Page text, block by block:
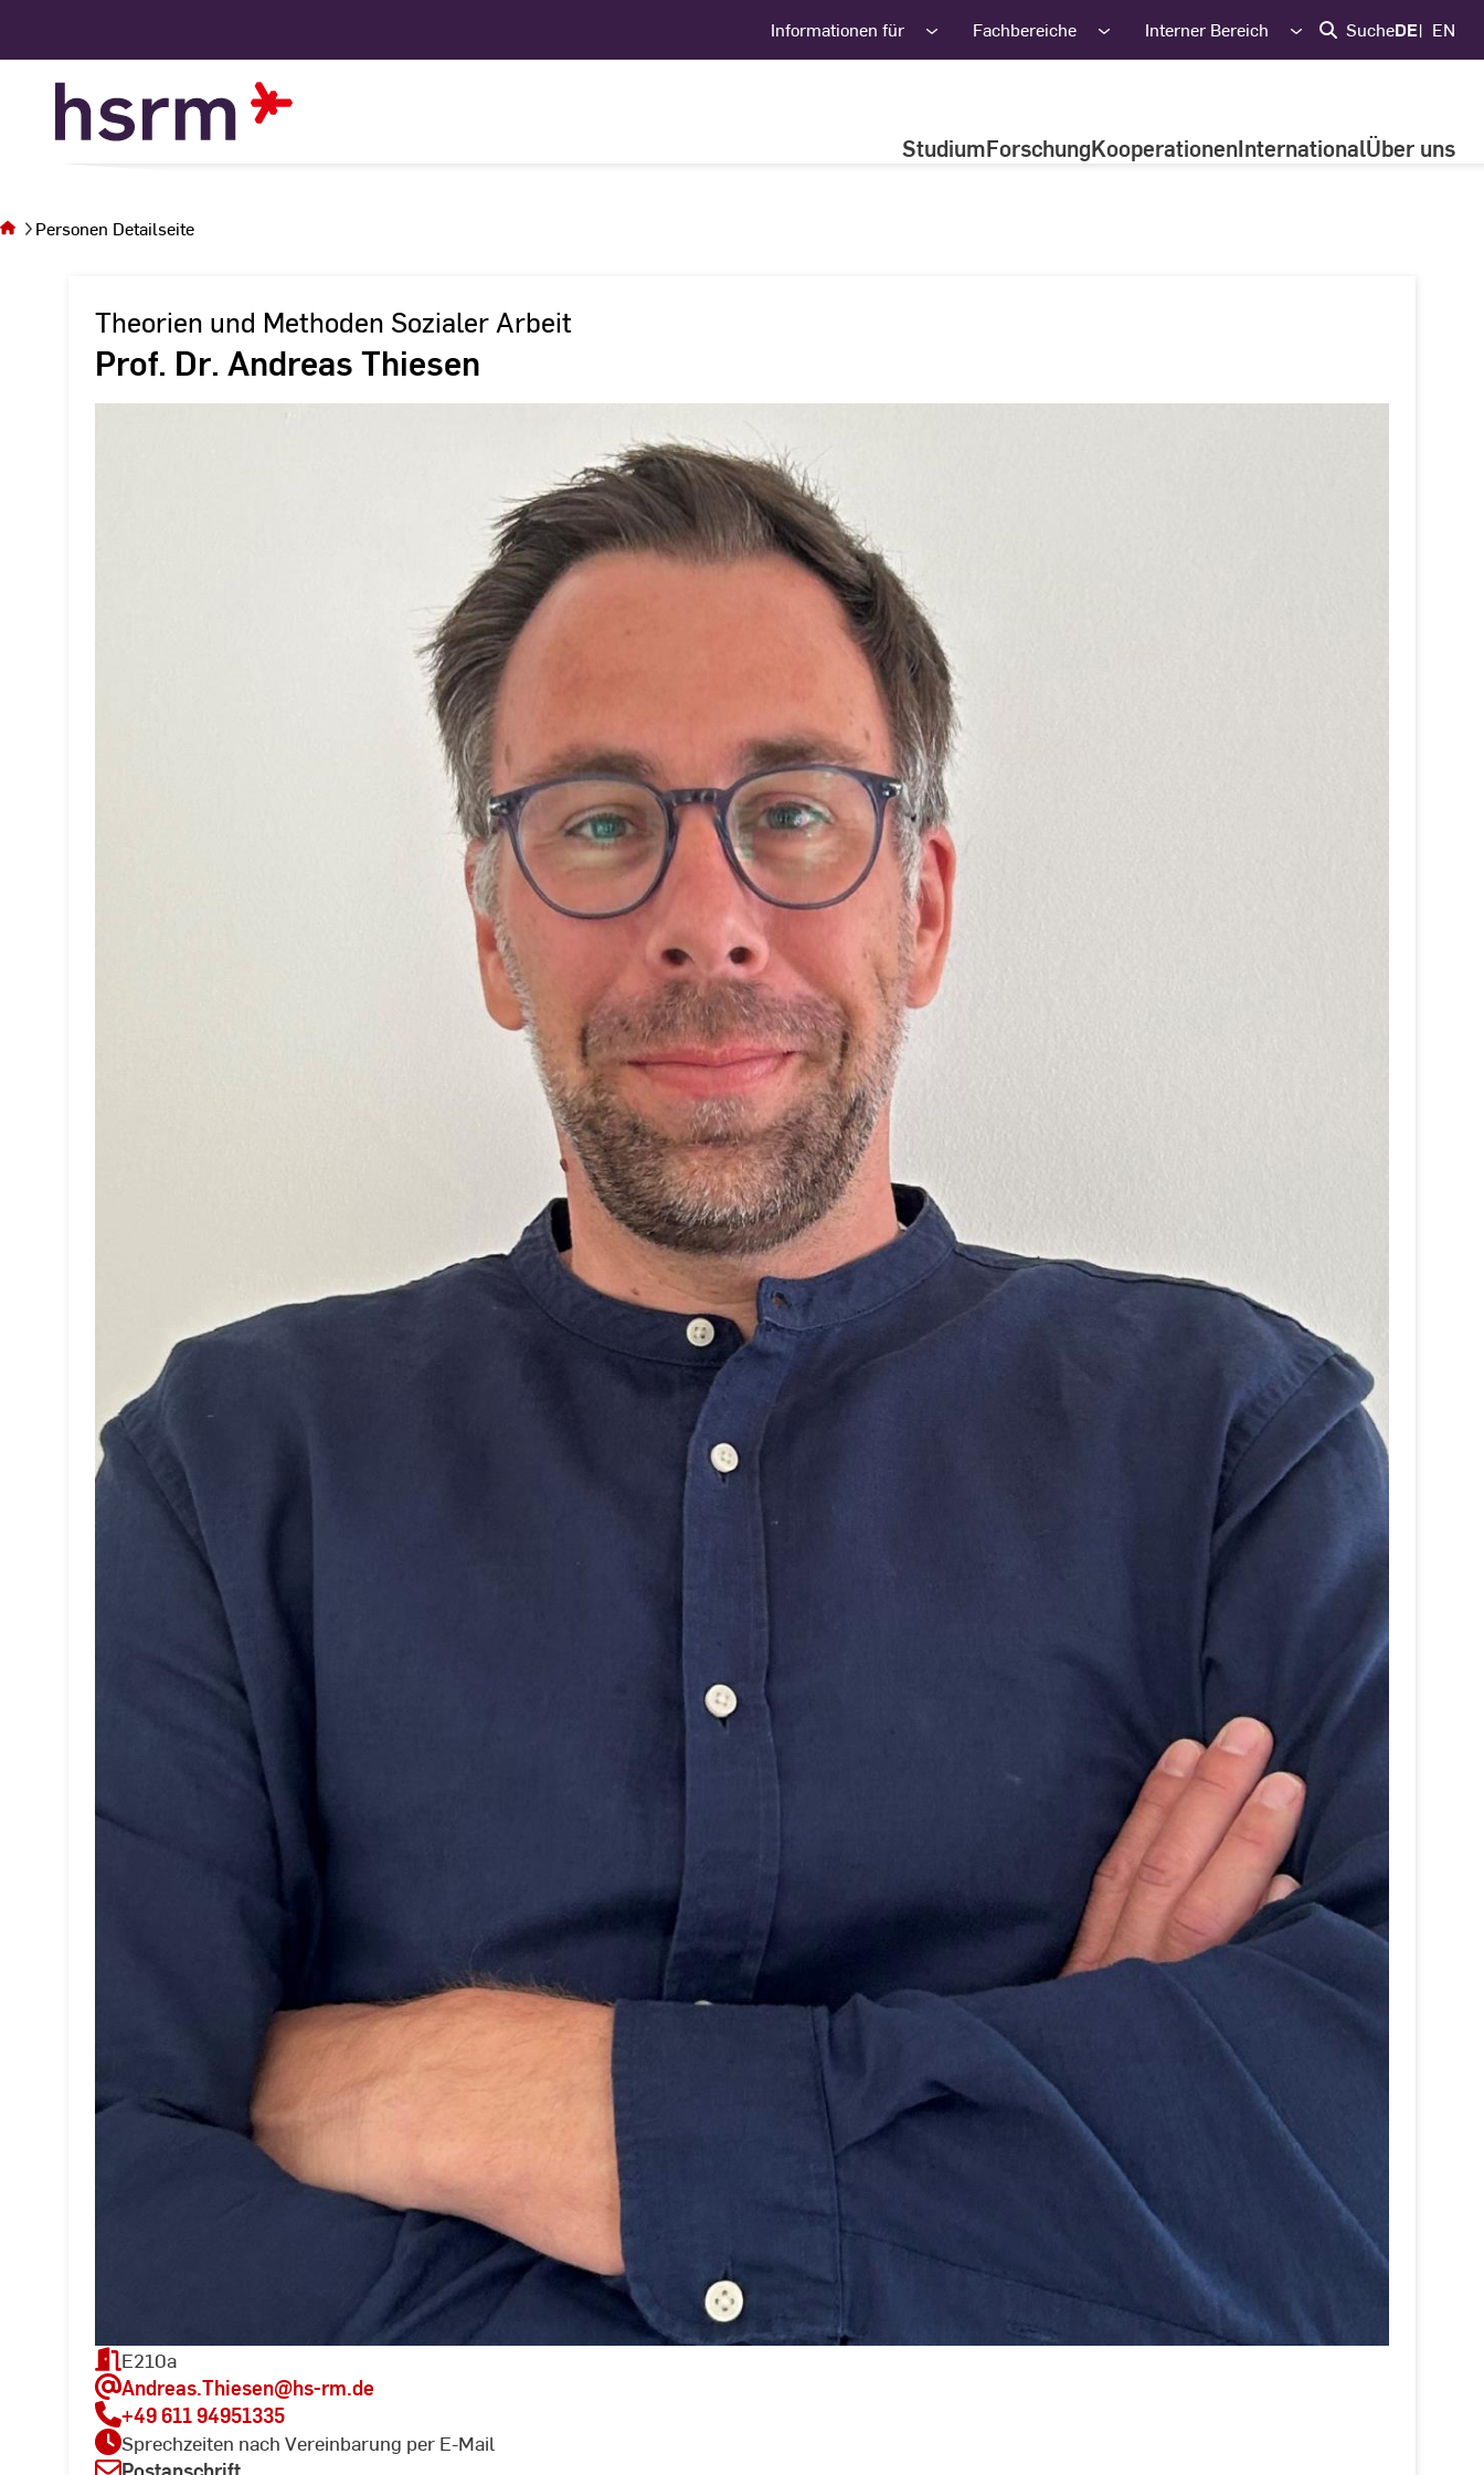
Informationen für Fachbereiche Interner Bereich SucheDE EN
StudiumForschungKooperationenInternationalÜber uns
sich auf
der SeitePersonen Detailseite
Theorien und Methoden Sozialer Arbeit
Prof. Dr. Andreas Thiesen
E210a
Andreas.Thiesen@hs-rm.de
+49 611 94951335
Sprechzeiten nach Vereinbarung per E-Mail